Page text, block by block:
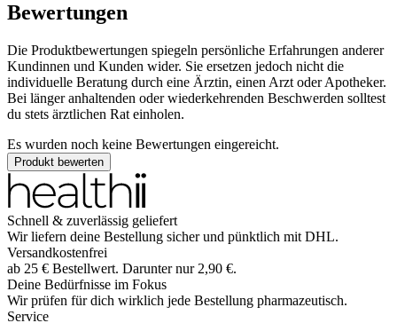
Bewertungen
Die Produktbewertungen spiegeln persönliche Erfahrungen anderer
Kundinnen und Kunden wider. Sie ersetzen jedoch nicht die
individuelle Beratung durch eine Ärztin, einen Arzt oder Apotheker.
Bei länger anhaltenden oder wiederkehrenden Beschwerden solltest
du stets ärztlichen Rat einholen.
Es wurden noch keine Bewertungen eingereicht.
Produkt bewerten
Schnell & zuverlässig geliefert
Wir liefern deine Bestellung sicher und pünktlich mit DHL.
Versandkostenfrei
ab 25 € Bestellwert. Darunter nur 2,90 €.
Deine Bedürfnisse im Fokus
Wir prüfen für dich wirklich jede Bestellung pharmazeutisch.
Service